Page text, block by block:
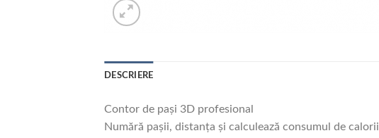
DESCRIERE
Contor de pași 3D profesional
Numără pașii, distanța și calculează consumul de calorii